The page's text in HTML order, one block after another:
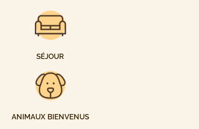
SÉJOUR
ANIMAUX BIENVENUS